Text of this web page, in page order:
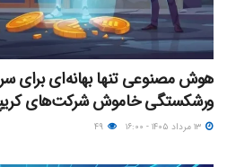
هوش مصنوعی تنها بهانه‌ای برای
ورشکستگی خاموش شرکت‌های